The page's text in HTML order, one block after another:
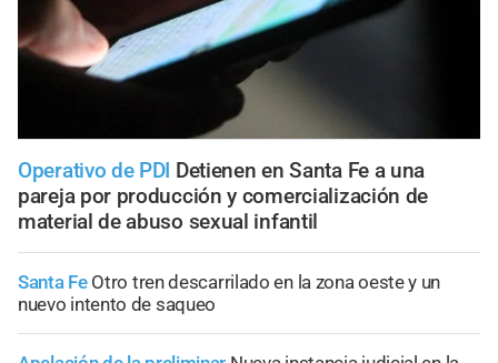
Operativo de PDI Detienen en Santa Fe a una
pareja por producción y comercialización de
material de abuso sexual infantil
Santa Fe Otro tren descarrilado en la zona oeste y un
nuevo intento de saqueo